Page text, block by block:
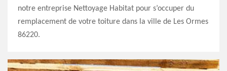
notre entreprise Nettoyage Habitat pour s’occuper du
remplacement de votre toiture dans la ville de Les Ormes
86220.